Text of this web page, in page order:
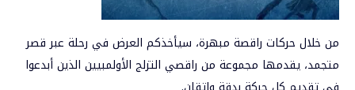
من خلال حركات راقصة مبهرة، سيأخذكم العرض في رحلة عبر قصر
متجمد، يقدمها مجموعة من راقصي التزلج الأولمبيين الذين أبدعوا